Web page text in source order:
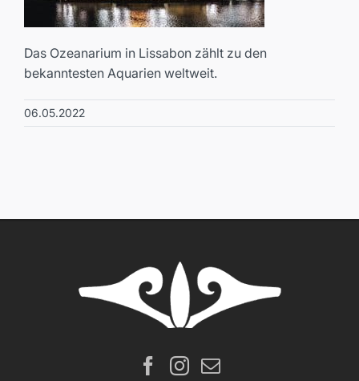
Das Ozeanarium in Lissabon zählt zu den
bekanntesten Aquarien weltweit.
06.05.2022